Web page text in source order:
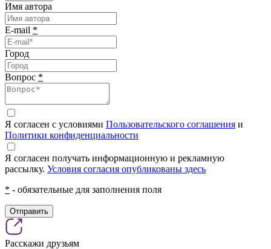
Имя автора
E-mail *
Город
Вопрос *
Я согласен с условиями Пользовательского соглашения и
Политики конфиденциальности
Я согласен получать информационную и рекламную
рассылку. Условия согласия опубликованы здесь
* - обязательные для заполнения поля
Отправить
Расскажи друзьям